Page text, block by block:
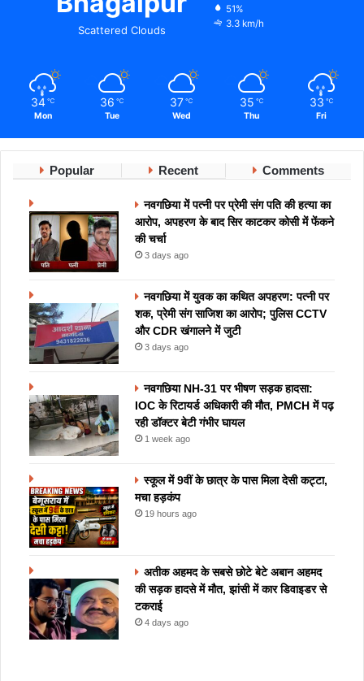
Scattered Clouds
51%
3.3 km/h
34 ℃
Mon
36 ℃
Tue
37 ℃
Wed
35 ℃
Thu
33 ℃
Fri
Popular Recent Comments
नवगछिया में पत्नी पर प्रेमी संग पति की हत्या का
आरोप, अपहरण के बाद सिर काटकर कोसी में फेंकने
की चर्चा
3 days ago
नवगछिया में युवक का कथित अपहरण: पत्नी पर
शक, प्रेमी संग साजिश का आरोप; पुलिस CCTV
और CDR खंगालने में जुटी
3 days ago
नवगछिया NH-31 पर भीषण सड़क हादसा:
IOC के रिटायर्ड अधिकारी की मौत, PMCH में पढ़
रही डॉक्टर बेटी गंभीर घायल
1 week ago
स्कूल में 9वीं के छात्र के पास मिला देसी कट्टा,
मचा हड़कंप
19 hours ago
अतीक अहमद के सबसे छोटे बेटे अबान अहमद
की सड़क हादसे में मौत, झांसी में कार डिवाइडर से
टकराई
4 days ago